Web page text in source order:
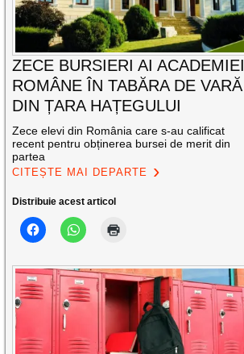
ZECE BURSIERI AI ACADEMIEI
ROMÂNE ÎN TABĂRA DE VARĂ
DIN ȚARA HAȚEGULUI
Zece elevi din România care s-au calificat
recent pentru obținerea bursei de merit din
partea
CITEȘTE MAI DEPARTE
Distribuie acest articol